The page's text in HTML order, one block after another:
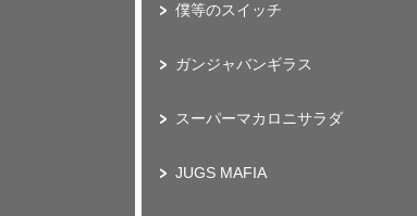
僕等のスイッチ
ガンジャバンギラス
スーパーマカロニサラダ
JUGS MAFIA